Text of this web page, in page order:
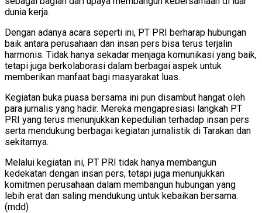
dunia kerja.
Dengan adanya acara seperti ini, PT PRI berharap hubungan
baik antara perusahaan dan insan pers bisa terus terjalin
harmonis. Tidak hanya sekadar menjaga komunikasi yang baik,
tetapi juga berkolaborasi dalam berbagai aspek untuk
memberikan manfaat bagi masyarakat luas.
Kegiatan buka puasa bersama ini pun disambut hangat oleh
para jurnalis yang hadir. Mereka mengapresiasi langkah PT
PRI yang terus menunjukkan kepedulian terhadap insan pers
serta mendukung berbagai kegiatan jurnalistik di Tarakan dan
sekitarnya.
Melalui kegiatan ini, PT PRI tidak hanya membangun
kedekatan dengan insan pers, tetapi juga menunjukkan
komitmen perusahaan dalam membangun hubungan yang
lebih erat dan saling mendukung untuk kebaikan bersama.
(mdd)